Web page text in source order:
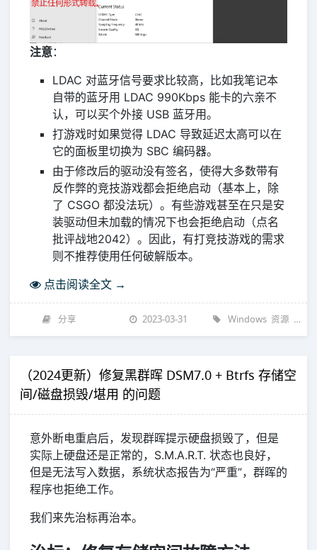
注意：
LDAC 对蓝牙信号要求比较高，比如我笔记本
自带的蓝牙用 LDAC 990Kbps 能卡的六亲不
认，可以买个外接 USB 蓝牙用。
打游戏时如果觉得 LDAC 导致延迟太高可以在
它的面板里切换为 SBC 编码器。
由于修改后的驱动没有签名，使得大多数带有
反作弊的竞技游戏都会拒绝启动（基本上，除
了 CSGO 都没法玩）。有些游戏甚至在只是安
装驱动但未加载的情况下也会拒绝启动（点名
批评战地2042）。因此，有打竞技游戏的需求
则不推荐使用任何破解版本。
点击阅读全文 →
分享 2023-03-31 Windows 资源 资源
（2024更新）修复黑群晖 DSM7.0 + Btrfs 存储空
间/磁盘损毁/堪用 的问题
意外断电重启后，发现群晖提示硬盘损毁了，但是
实际上硬盘还是正常的，S.M.A.R.T. 状态也良好，
但是无法写入数据，系统状态报告为“严重”，群晖的
程序也拒绝工作。
我们来先治标再治本。